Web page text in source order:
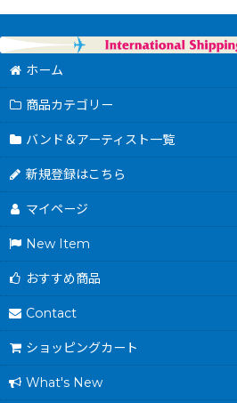
ホーム
商品カテゴリー
バンド＆アーティスト一覧
新規登録はこちら
マイページ
New Item
おすすめ商品
Contact
ショッピングカート
What's New